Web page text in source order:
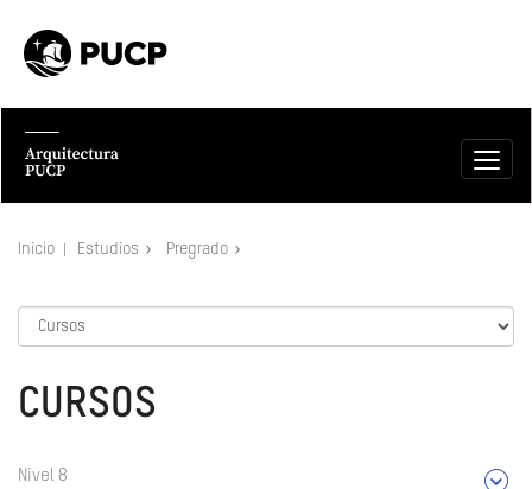
Inicio Estudios Pregrado
CURSOS
Nivel 8